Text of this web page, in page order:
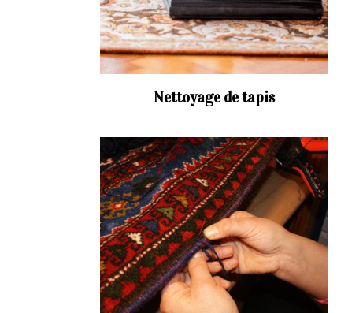
Nettoyage de tapis